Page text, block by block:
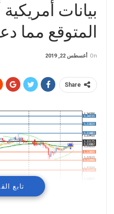
بيانات
المتوقع مما
On أغسطس 22, 2019
Share
تابع